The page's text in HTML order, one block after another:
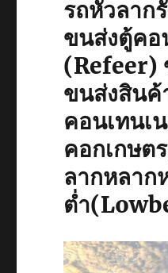
รถหัวลาก
ขนส่งตู้คอ
(Refeer)
ขนส่งสินค้
คอนเทนเ
คอกเกษต
ลากหลาก
ต่ำ